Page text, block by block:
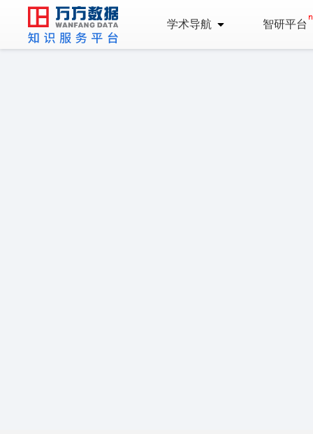
学术导航 智研平台